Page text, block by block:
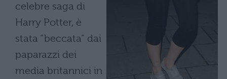
celebre saga di
Harry Potter, è
stata “beccata” dai
paparazzi dei
media britannici in